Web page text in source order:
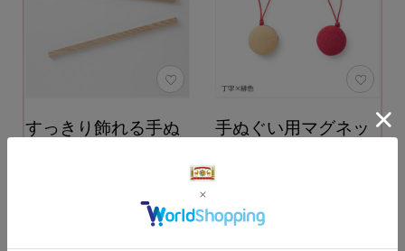
すっきり飾れる手ぬ
手ぬぐい用マグネッ
1,870円